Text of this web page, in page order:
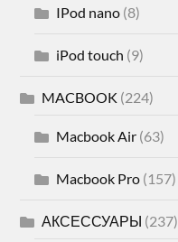
IPod nano (8)
iPod touch (9)
MACBOOK (224)
Macbook Air (63)
Macbook Pro (157)
АКСЕССУАРЫ (237)